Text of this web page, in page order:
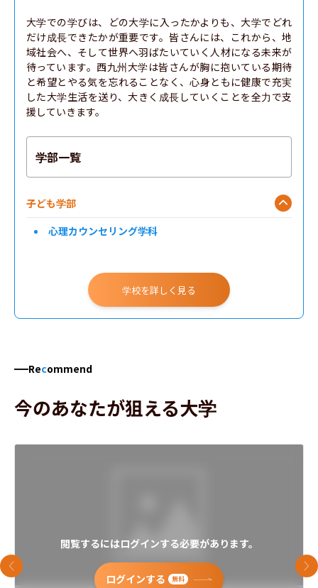
大学での学びは、どの大学に入ったかよりも、大学でどれ
だけ成長できたかが重要です。皆さんには、これから、地
域社会へ、そして世界へ羽ばたいていく人材になる未来が
待っています。西九州大学は皆さんが胸に抱いている期待
と希望とやる気を忘れることなく、心身ともに健康で充実
した大学生活を送り、大きく成長していくことを全力で支
援していきます。
学部一覧
子ども学部
心理カウンセリング学科
学校を詳しく見る
Recommend
今のあなたが狙える大学
閲覧するにはログインする必要があります。
ログインする 無料
前のスライド 次